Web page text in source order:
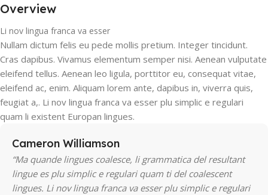
Overview
Li nov lingua franca va esser
Nullam dictum felis eu pede mollis pretium. Integer tincidunt.
Cras dapibus. Vivamus elementum semper nisi. Aenean vulputate
eleifend tellus. Aenean leo ligula, porttitor eu, consequat vitae,
eleifend ac, enim. Aliquam lorem ante, dapibus in, viverra quis,
feugiat a,. Li nov lingua franca va esser plu simplic e regulari
quam li existent Europan lingues.
Cameron Williamson
“Ma quande lingues coalesce, li grammatica del resultant
lingue es plu simplic e regulari quam ti del coalescent
lingues. Li nov lingua franca va esser plu simplic e regulari